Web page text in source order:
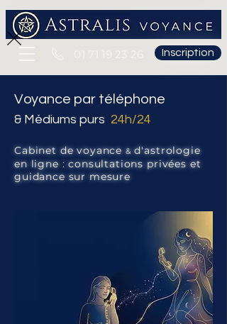
Inscription
​Voyance par téléphone
& Médiums purs 24h/24
Cabinet de voyance &d'astrologie
en ligne : consultations privées et
guidance sur mesure